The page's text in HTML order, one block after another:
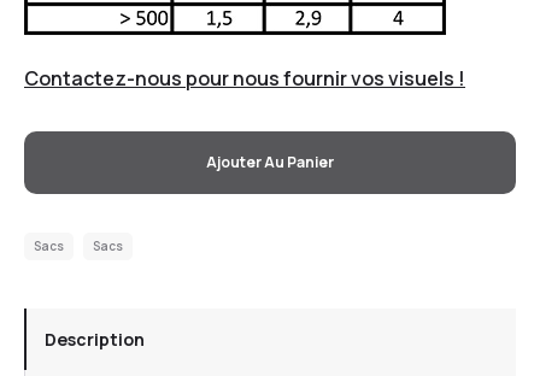
Contactez-nous pour nous fournir vos visuels !
Ajouter Au Panier
Sacs Sacs
Description